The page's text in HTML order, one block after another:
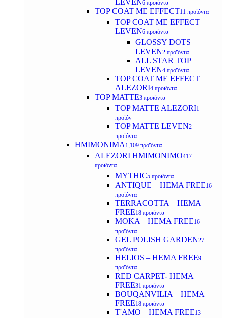
LEVEN6 προϊόντα
TOP COAT ΜΕ EFFECT11 προϊόντα
TOP COAT ME EFFECT
LEVEN6 προϊόντα
GLOSSY DOTS
LEVEN2 προϊόντα
ALL STAR TOP
LEVEN4 προϊόντα
TOP COAT ME EFFECT
ALEZORI4 προϊόντα
TOP MATTE3 προϊόντα
TOP MATTE ALEZORI1
προϊόν
TOP MATTE LEVEN2
προϊόντα
ΗΜΙΜΟΝΙΜΑ 1,109 προϊόντα
ALEZORI ΗΜΙΜΟΝΙΜΟ417
προϊόντα
MYTHIC5 προϊόντα
ANTIQUE – HEMA FREE16
προϊόντα
TERRACOTTA – HEMA
FREE18 προϊόντα
MOKA – HEMA FREE16
προϊόντα
GEL POLISH GARDEN27
προϊόντα
HELIOS – HEMA FREE9
προϊόντα
RED CARPET- HEMA
FREE31 προϊόντα
BOUQANVILIA – HEMA
FREE18 προϊόντα
T'AMO – HEMA FREE13